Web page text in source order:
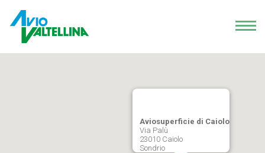
Aviosuperficie di Caiolo
Via Palù
23010 Caiolo
Sondrio